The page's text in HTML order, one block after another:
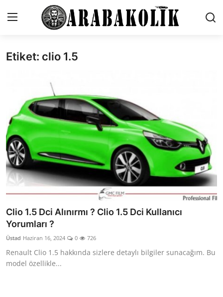
İletişim
Karşılaştırmalar
Testler
Markalar
Öneriler
Motosiklet
Paketler
Yağlar
Oto Bilgi
Etiket: clio 1.5
Clio 1.5 Dci Alınırmı ? Clio 1.5 Dci Kullanıcı
Yorumları ?
Üstad Haziran 16, 2024 0 726
Renault Clio 1.5 hakkında sizlere detaylı bilgiler sunacağım. Bu
model özellikle...